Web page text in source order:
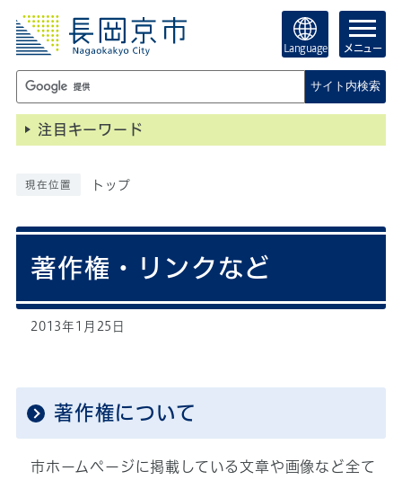
Language メニュー
サイト内検索
注目キーワード
現在位置 トップ
著作権・リンクなど
2013年1月25日
著作権について
市ホームページに掲載している文章や画像など全て